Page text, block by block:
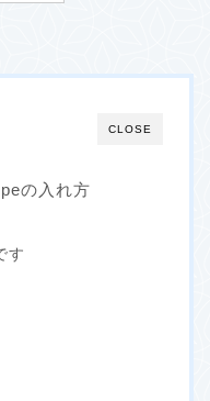
CLOSE
の入れ方
す